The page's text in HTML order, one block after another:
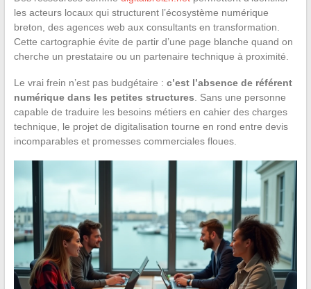
les acteurs locaux qui structurent l’écosystème numérique
breton, des agences web aux consultants en transformation.
Cette cartographie évite de partir d’une page blanche quand on
cherche un prestataire ou un partenaire technique à proximité.
Le vrai frein n’est pas budgétaire : c’est l’absence de référent
numérique dans les petites structures . Sans une personne
capable de traduire les besoins métiers en cahier des charges
technique, le projet de digitalisation tourne en rond entre devis
incomparables et promesses commerciales floues.